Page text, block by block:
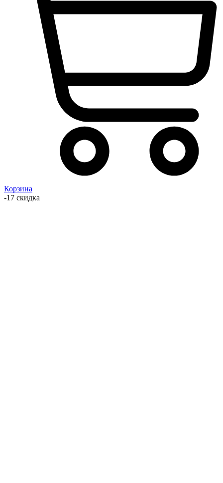
Корзина
-17 скидка